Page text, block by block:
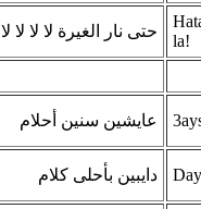
حتى نار الغيرة لا لا لا لا
la!
عايشين سنين أحلام
دايبين بأحلى كلام